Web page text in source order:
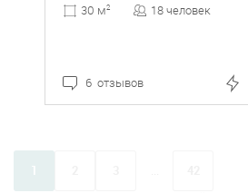
30 м2 18 человек
6 отзывов
1